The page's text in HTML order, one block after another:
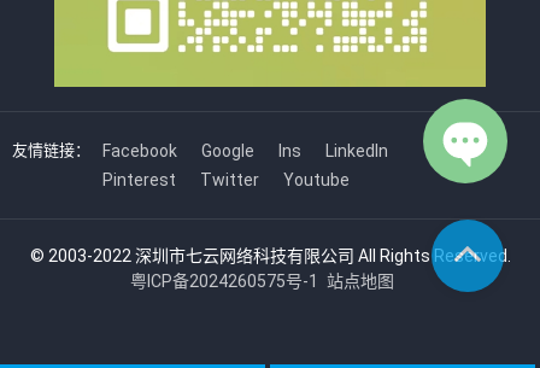
友情链接： Facebook Google Ins
LinkedIn
Pinterest
Twitter Youtube
© 2003-2022 深圳市七云网络科技有限公司 All Rights Reserved.
粤ICP备2024260575号-1
站点地图